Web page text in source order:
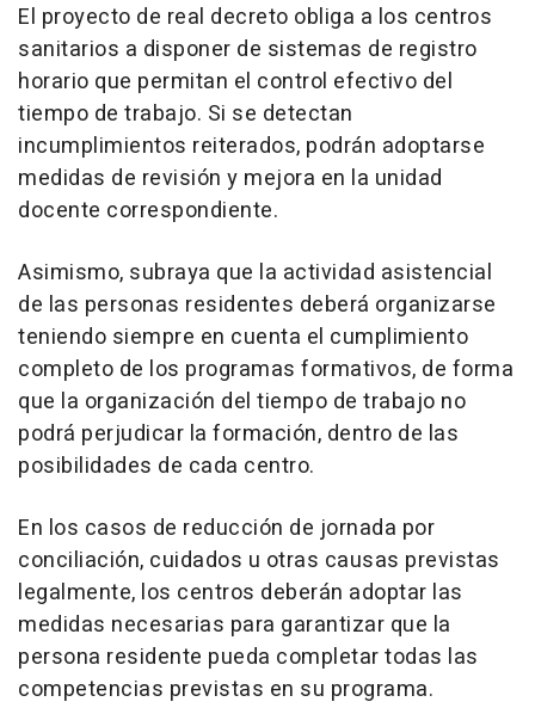
El proyecto de real decreto obliga a los centros
sanitarios a disponer de sistemas de registro
horario que permitan el control efectivo del
tiempo de trabajo. Si se detectan
incumplimientos reiterados, podrán adoptarse
medidas de revisión y mejora en la unidad
docente correspondiente.
Asimismo, subraya que la actividad asistencial
de las personas residentes deberá organizarse
teniendo siempre en cuenta el cumplimiento
completo de los programas formativos, de forma
que la organización del tiempo de trabajo no
podrá perjudicar la formación, dentro de las
posibilidades de cada centro.
En los casos de reducción de jornada por
conciliación, cuidados u otras causas previstas
legalmente, los centros deberán adoptar las
medidas necesarias para garantizar que la
persona residente pueda completar todas las
competencias previstas en su programa.